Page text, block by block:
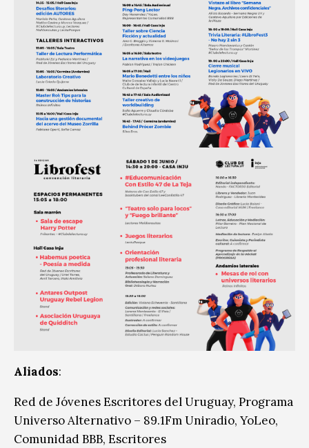
Aliados:
Red de Jóvenes Escritores del Uruguay, Programa
Universo Alternativo – 89.1Fm Uniradio, YoLeo,
Comunidad BBB, Escritores